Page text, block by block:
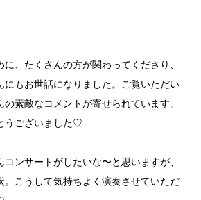
、たくさんの方が関わってくださり、
にもお世話になりました。ご覧いただい
素敵なコメントが寄せられています。
うございました♡
ンサートがしたいな〜と思いますが、
。こうして気持ちよく演奏させていただ